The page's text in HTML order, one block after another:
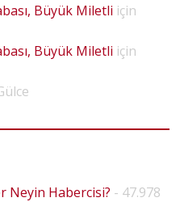
Büyük Miletli için
Büyük Miletli için
Neyin Habercisi? - 47.978